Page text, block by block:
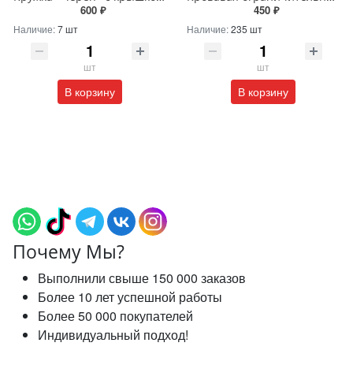
600 ₽
Наличие:7 шт
шт
В корзину
450 ₽
Наличие:235 шт
шт
В корзину
Почему Мы?
Выполнили свыше 150 000 заказов
Более 10 лет успешной работы
Более 50 000 покупателей
Индивидуальный подход!